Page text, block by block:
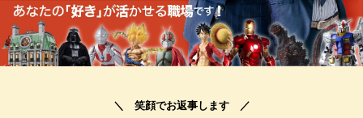
＼ 笑顔でお返事します ／